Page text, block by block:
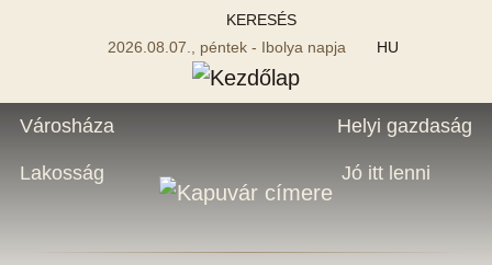
KERESÉS
2026.08.07., péntek - Ibolya napja
HU
Városháza
Lakosság
Helyi gazdaság
Jó itt lenni